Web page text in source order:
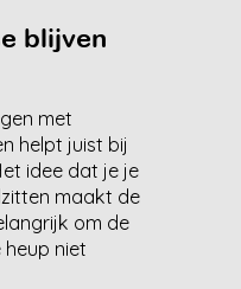
blijven
met
helpt juist bij
idee dat je je
maakt de
om de
niet